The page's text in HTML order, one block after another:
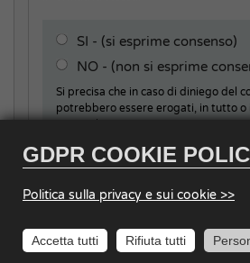
SI - (si esprime consenso)
NO - (non si esprime
Si precisa che in caso di diniego del
potrebbero essere erogati, in tutto o
You have an error in your SQL syntax;
corresponds to your MariaDB server
GDPR COOKIE
Politica sulla privacy e sui cookie >>
Accetta tutti Rifiuta tutti